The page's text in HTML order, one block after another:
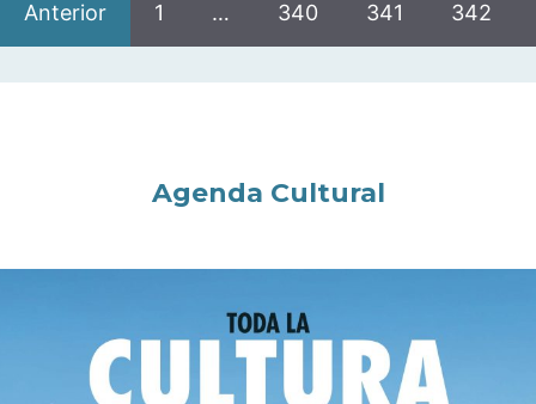
Anterior 1 … 340 341 342
Agenda Cultural